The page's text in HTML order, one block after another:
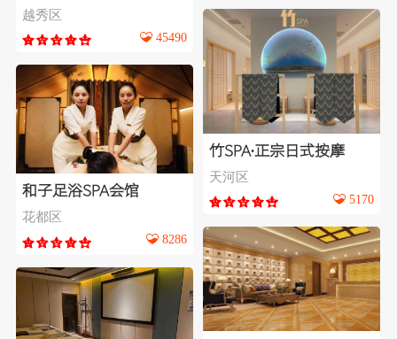
越秀区
45490
竹SPA∙正宗日式按摩
天河区
5170
和子足浴SPA会馆
花都区
8286